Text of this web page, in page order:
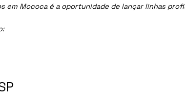
em Mococa é a oportunidade de lançar linhas